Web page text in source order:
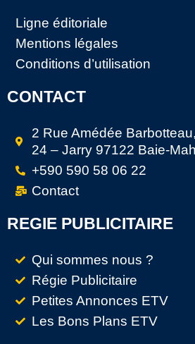
Ligne éditoriale
Mentions légales
Conditions d’utilisation
CONTACT
2 Rue Amédée
24 – Jarry 97122 Baie-
+590 590 58 06 22
Contact
REGIE PUBLICITAIRE
Qui sommes nous ?
Régie Publicitaire
Petites Annonces ETV
Les Bons Plans ETV